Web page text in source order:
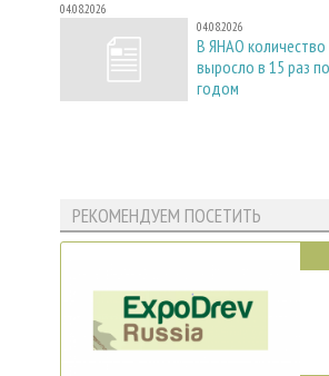
04.08.2026
04.08.2026
В ЯНАО
выросло в 15 раз
годом
РЕКОМЕНДУЕМ ПОСЕТИТЬ